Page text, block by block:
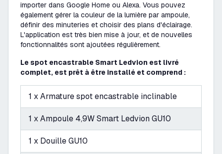
importer dans Google Home ou Alexa. Vous pouvez
également gérer la couleur de la lumière par ampoule,
définir des minuteries et choisir des plans d'éclairage.
L'application est très bien mise à jour, et de nouvelles
fonctionnalités sont ajoutées régulièrement.
Le spot encastrable Smart Ledvion est livré
complet, est prêt à être installé et comprend :
1 x Armature spot encastrable inclinable
1 x Ampoule 4,9W Smart Ledvion GU10
1 x Douille GU10